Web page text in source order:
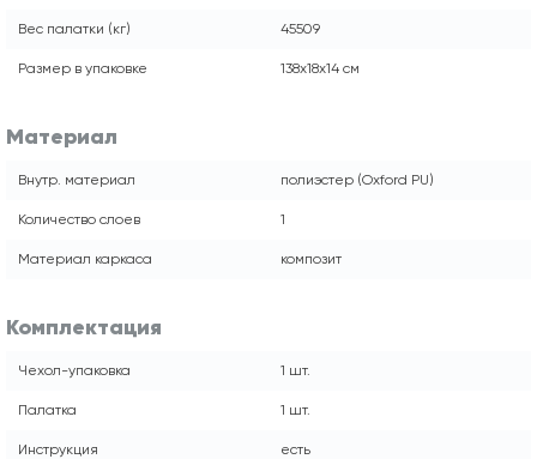
Вес палатки (кг) 45509
Размер в упаковке 138x18x14 см
Материал
Внутр. материал полиэстер (Oxford PU)
Количество слоев 1
Материал каркаса композит
Комплектация
Чехол-упаковка 1 шт.
Палатка 1 шт.
Инструкция есть